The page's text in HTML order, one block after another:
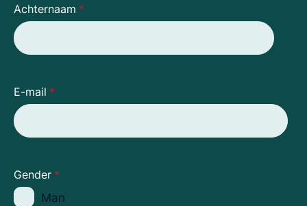
Achternaam *
E-mail *
Gender *
Man